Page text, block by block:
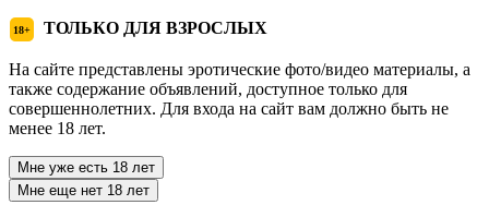
18+ ТОЛЬКО ДЛЯ ВЗРОСЛЫХ
На сайте представлены эротические фото/видео материалы, а
также содержание объявлений, доступное только для
совершеннолетних. Для входа на сайт вам должно быть не
менее 18 лет.
Мне уже есть 18 лет
Мне еще нет 18 лет